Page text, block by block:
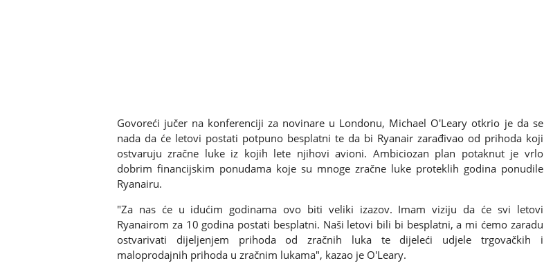
Govoreći jučer na konferenciji za novinare u Londonu, Michael O'Leary otkrio je da se
nada da će letovi postati potpuno besplatni te da bi Ryanair zarađivao od prihoda koji
ostvaruju zračne luke iz kojih lete njihovi avioni. Ambiciozan plan potaknut je vrlo
dobrim financijskim ponudama koje su mnoge zračne luke proteklih godina ponudile
Ryanairu.
"Za nas će u idućim godinama ovo biti veliki izazov. Imam viziju da će svi letovi
Ryanairom za 10 godina postati besplatni. Naši letovi bili bi besplatni, a mi ćemo zaradu
ostvarivati dijeljenjem prihoda od zračnih luka te dijeleći udjele trgovačkih i
maloprodajnih prihoda u zračnim lukama", kazao je O'Leary.